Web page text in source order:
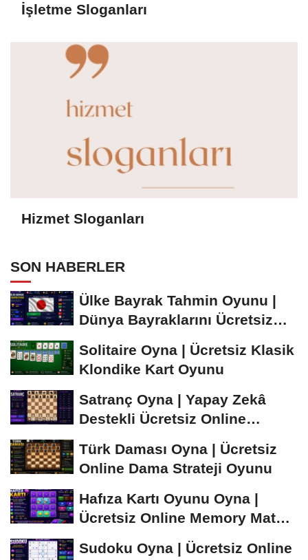
İşletme Sloganları
Hizmet Sloganları
SON HABERLER
Ülke Bayrak Tahmin Oyunu |
Dünya Bayraklarını Ücretsiz
Solitaire Oyna | Ücretsiz Klasik
Klondike Kart Oyunu
Satranç Oyna | Yapay Zekâ
Destekli Ücretsiz Online
Türk Daması Oyna | Ücretsiz
Online Dama Strateji Oyunu
Hafıza Kartı Oyunu Oyna |
Ücretsiz Online Memory Match
Sudoku Oyna | Ücretsiz Online